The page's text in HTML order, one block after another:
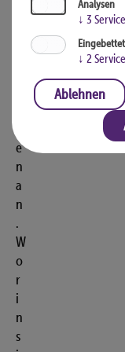
e
n
a
n
.
W
o
r
i
n
s
Analysen
↓ 3
↓ 2
Ablehnen